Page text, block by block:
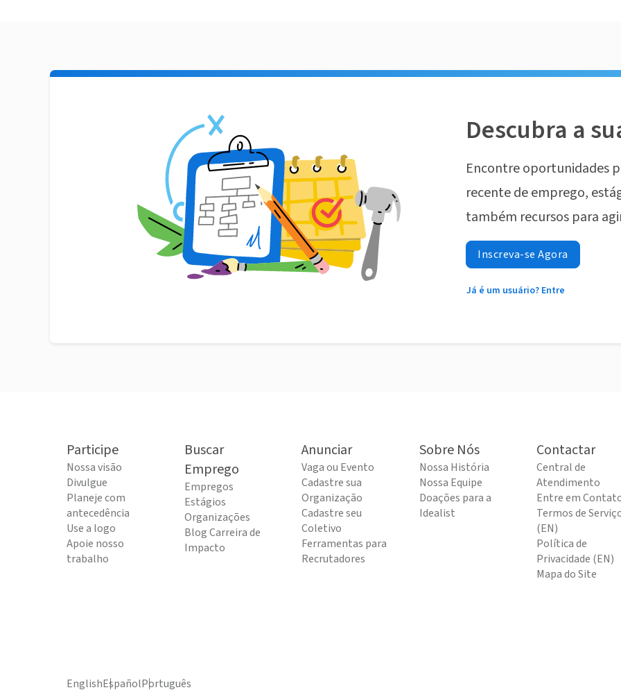
Descubra a
Encontre oportunidades
recente de emprego,
também recursos para
Inscreva-se Agora
Já é um usuário? Entre
Participe
Nossa visão
Divulgue
Planeje com
antecedência
Use a logo
Apoie nosso
trabalho
Buscar
Emprego
Empregos
Estágios
Organizações
Blog Carreira de
Impacto
Anunciar
Vaga ou Evento
Cadastre sua
Organização
Cadastre seu
Coletivo
Ferramentas para
Recrutadores
Sobre Nós
Nossa História
Nossa Equipe
Doações para a
Idealist
Contactar
Central de
Atendimento
Entre em
Termos de
(EN)
Política de
Privacidade (EN)
Mapa do Site
EnglishEspañolPortuguês